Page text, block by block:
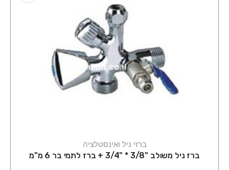
ברזי ניל ואינסטלציה
ברז ניל משולב "3/8 * "3/4 + ברז לתמי בר 6 מ"מ